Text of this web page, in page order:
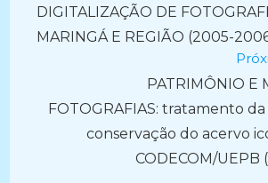
DIGITALIZAÇÃO DE
MARINGÁ E REGIÃO (2005-
PATRIMÔNIO E
FOTOGRAFIAS: tratamento
conservação do acervo
CODECOM/UEPB